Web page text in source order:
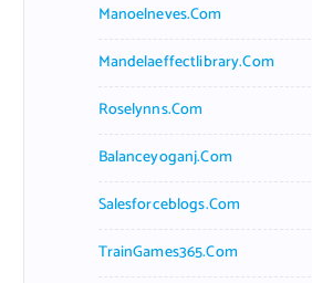
Manoelneves.com
Mandelaeffectlibrary.com
Roselynns.com
Balanceyoganj.com
Salesforceblogs.com
TrainGames365.com